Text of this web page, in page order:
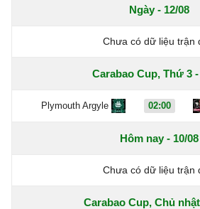
Ngày - 12/08
Chưa có dữ liệu trận
Carabao Cup, Thứ 3 -
Plymouth Argyle 02:00
Hôm nay - 10/08
Chưa có dữ liệu trận
Carabao Cup, Chủ